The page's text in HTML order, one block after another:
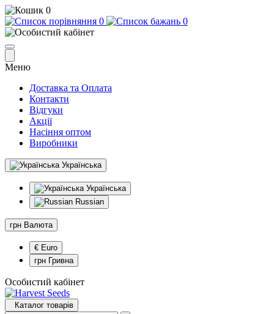
0
0
0
Меню
Доставка та Оплата
Контакти
Відгуки
Акції
Насіння оптом
Виробники
Українська
Українська
Russian
грн Валюта
€ Euro
грн Гривна
Особистий кабінет
Каталог товарів